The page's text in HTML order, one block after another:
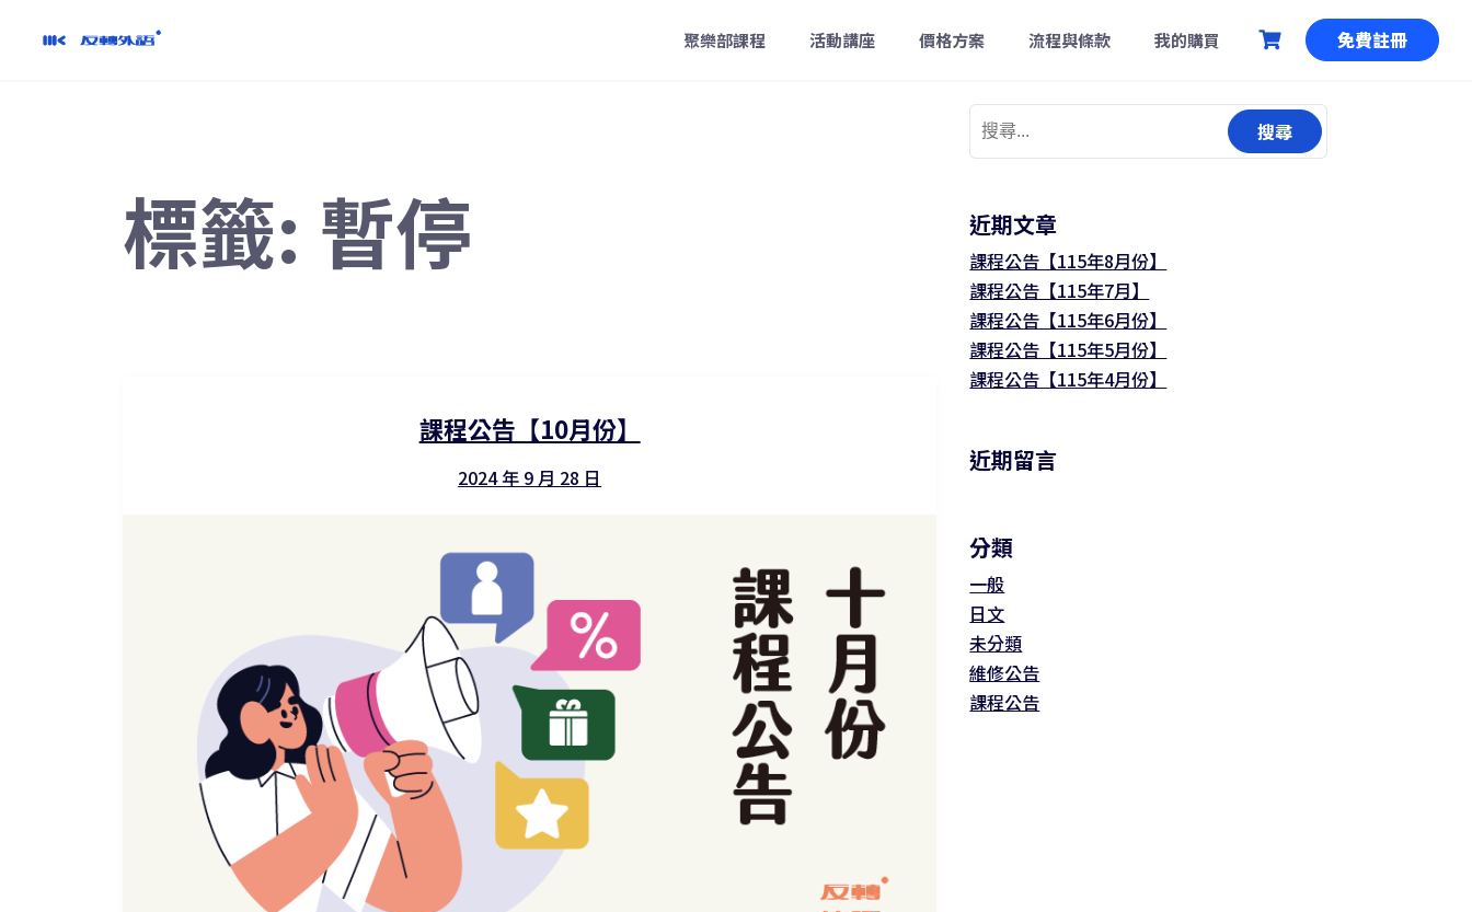
聚樂部課程 活動講座 價格方案 流程與條款 我的購買 免費註冊
標籤: 暫停
課程公告【10月份】
2024 年 9 月 28 日
搜
尋
字:
近期文章
課程公告【115年8月份】
課程公告【115年7月】
課程公告【115年6月份】
課程公告【115年5月份】
課程公告【115年4月份】
近期留言
分類
一般
日文
未分類
維修公告
課程公告